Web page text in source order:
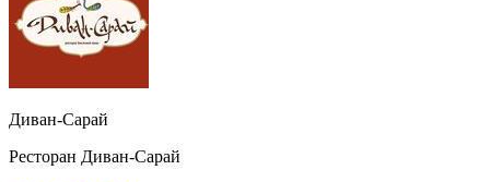
Диван-Сарай
Ресторан Диван-Сарай